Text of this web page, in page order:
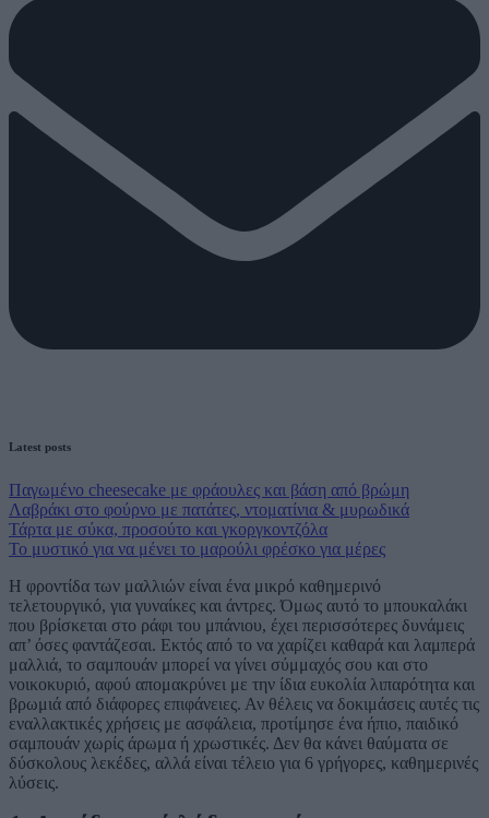
Latest posts
Παγωμένο cheesecake με φράουλες και βάση από βρώμη
Λαβράκι στο φούρνο με πατάτες, ντοματίνια & μυρωδικά
Τάρτα με σύκα, προσούτο και γκοργκοντζόλα
Το μυστικό για να μένει το μαρούλι φρέσκο για μέρες
Η φροντίδα των μαλλιών είναι ένα μικρό καθημερινό
τελετουργικό, για γυναίκες και άντρες. Όμως αυτό το μπουκαλάκι
που βρίσκεται στο ράφι του μπάνιου, έχει περισσότερες δυνάμεις
απ’ όσες φαντάζεσαι. Εκτός από το να χαρίζει καθαρά και λαμπερά
μαλλιά, το σαμπουάν μπορεί να γίνει σύμμαχός σου και στο
νοικοκυριό, αφού απομακρύνει με την ίδια ευκολία λιπαρότητα και
βρωμιά από διάφορες επιφάνειες. Αν θέλεις να δοκιμάσεις αυτές τις
εναλλακτικές χρήσεις με ασφάλεια, προτίμησε ένα ήπιο, παιδικό
σαμπουάν χωρίς άρωμα ή χρωστικές. Δεν θα κάνει θαύματα σε
δύσκολους λεκέδες, αλλά είναι τέλειο για 6 γρήγορες, καθημερινές
λύσεις.